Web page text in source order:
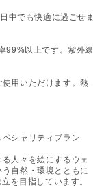
中でも快適に過ごせま
99%以上です。紫外線
用いただけます。熱
ペシャリティブラン
人々を絵にするウェ
自然・環境とともに
を目指しています。